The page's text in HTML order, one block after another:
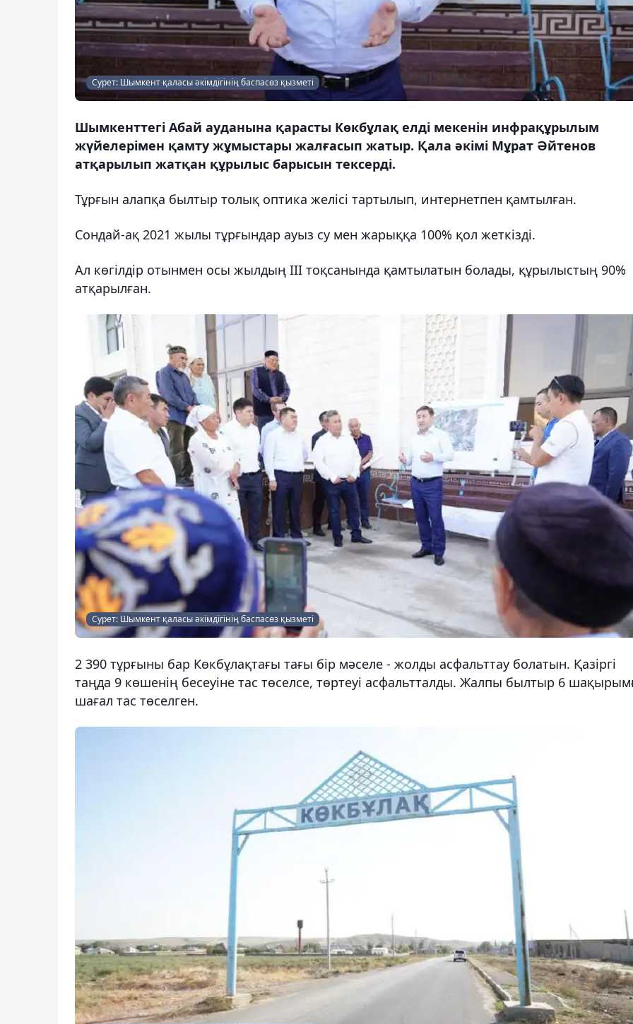
Сурет: Шымкент қаласы әкімдігінің баспасөз қызметі
Шымкенттегі Абай ауданына қарасты Көкбұлақ елді мекенін инфрақұрылым
жүйелерімен қамту жұмыстары жалғасып жатыр. Қала әкімі Мұрат Әйтенов
атқарылып жатқан құрылыс барысын тексерді.
Тұрғын алапқа былтыр толық оптика желісі тартылып, интернетпен қамтылған.
Сондай-ақ 2021 жылы тұрғындар ауыз су мен жарыққа 100% қол жеткізді.
Ал көгілдір отынмен осы жылдың ІІІ тоқсанында қамтылатын болады, құрылыстың 90%
атқарылған.
Сурет: Шымкент қаласы әкімдігінің баспасөз қызметі
2 390 тұрғыны бар Көкбұлақтағы тағы бір мәселе - жолды асфальттау болатын. Қазіргі
таңда 9 көшенің бесеуіне тас төселсе, төртеуі асфальтталды. Жалпы былтыр 6
шағал тас төселген.